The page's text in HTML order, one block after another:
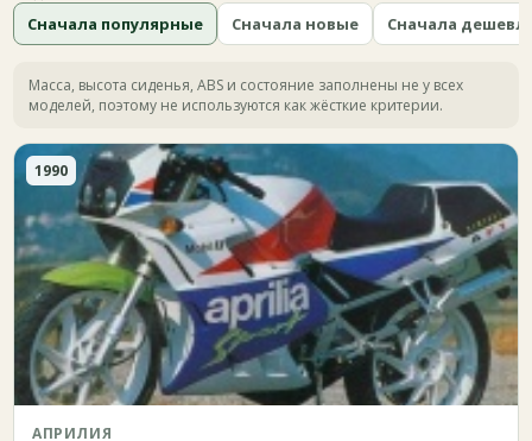
Сначала популярные
Сначала новые Сначала
Масса, высота сиденья, ABS и состояние заполнены не у всех
моделей, поэтому не используются как жёсткие критерии.
1990
АПРИЛИЯ